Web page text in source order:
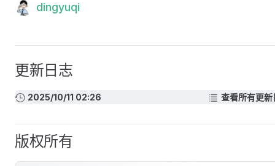
dingyuqi
更新日志
2025/10/11 02:26 查看所有更新
版权所有